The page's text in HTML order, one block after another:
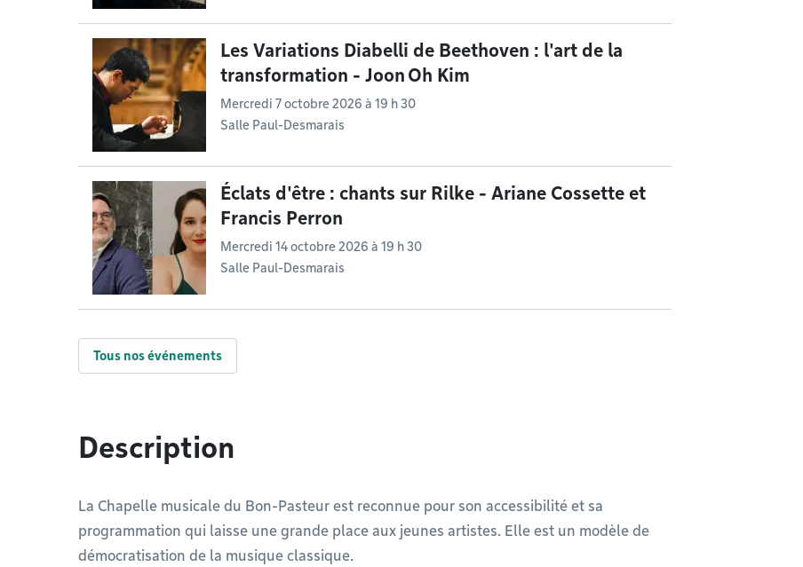
Les Variations Diabelli de Beethoven : l'art de la
transformation - Joon Oh Kim
Mercredi 7 octobre 2026 à 19 h 30
Salle Paul-Desmarais
Éclats d'être : chants sur Rilke - Ariane Cossette et
Francis Perron
Mercredi 14 octobre 2026 à 19 h 30
Salle Paul-Desmarais
Tous nos événements
Description
La Chapelle musicale du Bon-Pasteur est reconnue pour son accessibilité et sa
programmation qui laisse une grande place aux jeunes artistes. Elle est un modèle de
démocratisation de la musique classique.